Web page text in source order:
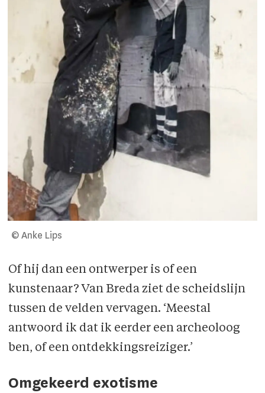
© Anke Lips
Of hij dan een ontwerper is of een
kunstenaar? Van Breda ziet de scheidslijn
tussen de velden vervagen. ‘Meestal
antwoord ik dat ik eerder een archeoloog
ben, of een ontdekkingsreiziger.’
Omgekeerd exotisme